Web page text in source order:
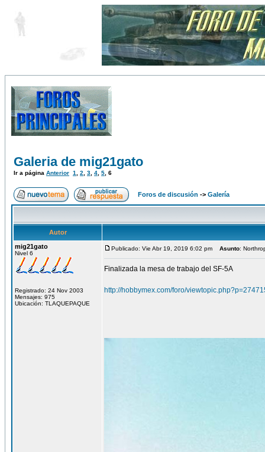
Galeria de mig21gato
Ir a página Anterior 1 2 3 4 5 6
Foros de discusión -> Galería
Autor
mig21gato
Nivel 6
Registrado: 24 Nov 2003
Mensajes: 975
Ubicación: TLAQUEPAQUE
Publicado: Vie Abr 19, 2019 6:02 pm Asunto:
Finalizada la mesa de trabajo del SF-5A
http://hobbymex.com/foro/